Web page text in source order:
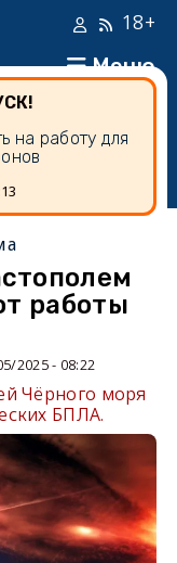
Меню
18+
на работу для
работы
2025 - 08:22
Чёрного моря
БПЛА.